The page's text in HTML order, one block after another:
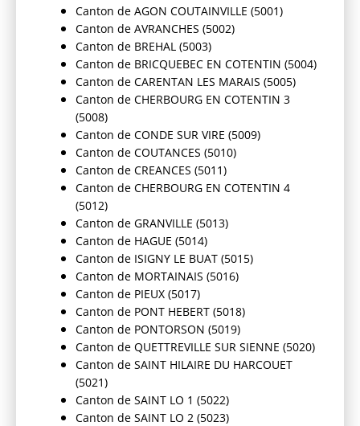
Canton de AGON COUTAINVILLE (5001)
Canton de AVRANCHES (5002)
Canton de BREHAL (5003)
Canton de BRICQUEBEC EN COTENTIN (5004)
Canton de CARENTAN LES MARAIS (5005)
Canton de CHERBOURG EN COTENTIN 3
(5008)
Canton de CONDE SUR VIRE (5009)
Canton de COUTANCES (5010)
Canton de CREANCES (5011)
Canton de CHERBOURG EN COTENTIN 4
(5012)
Canton de GRANVILLE (5013)
Canton de HAGUE (5014)
Canton de ISIGNY LE BUAT (5015)
Canton de MORTAINAIS (5016)
Canton de PIEUX (5017)
Canton de PONT HEBERT (5018)
Canton de PONTORSON (5019)
Canton de QUETTREVILLE SUR SIENNE (5020)
Canton de SAINT HILAIRE DU HARCOUET
(5021)
Canton de SAINT LO 1 (5022)
Canton de SAINT LO 2 (5023)